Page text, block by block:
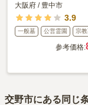
大阪府 / 豊中市
3.9
一般墓 公営霊園 宗
参考価格:
交野市にある同じ